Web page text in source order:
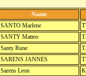
Naam
SANTO Marlene
SANTY Matteo
Santy Rune
SARENS JANNES
Sarens Leon